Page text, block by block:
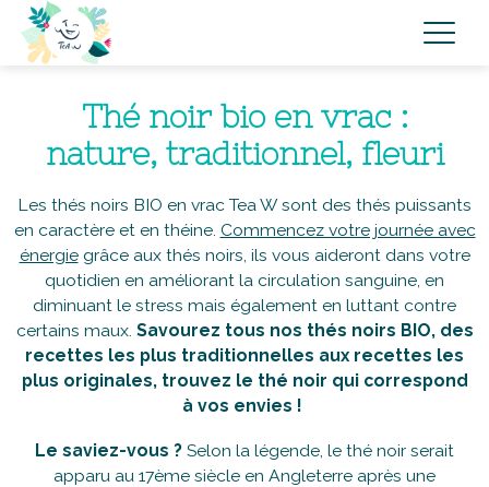
Thé noir bio en vrac :
nature, traditionnel, fleuri
Les thés noirs BIO en vrac Tea W sont des thés puissants
en caractère et en théine. Commencez votre journée avec
énergiegrâce aux thés noirs, ils vous aideront dans votre
quotidien en améliorant la circulation sanguine, en
diminuant le stress mais également en luttant contre
certains maux. Savourez tous nos thés noirs BIO, des
recettes les plus traditionnelles aux recettes les
plus originales, trouvez le thé noir qui correspond
à vos envies !
Le saviez-vous ? Selon la légende, le thé noir serait
apparu au 17ème siècle en Angleterre après une